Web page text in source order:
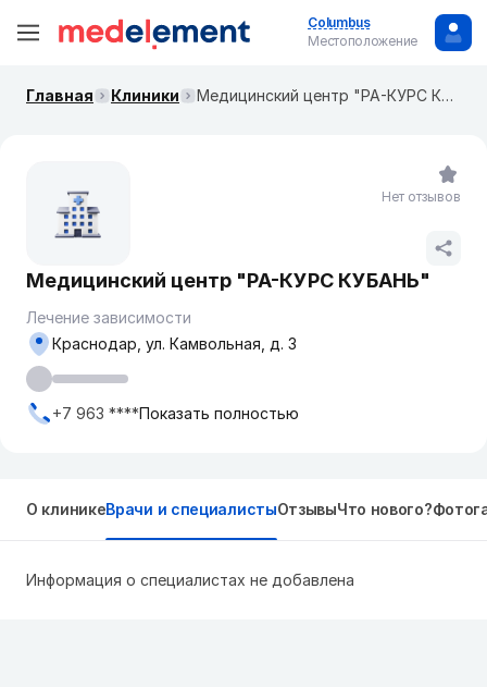
Columbus
Местоположение
Главная Клиники Медицинский центр "РА-КУРС КУБАНЬ"
Медицинский центр "РА-КУРС КУБАНЬ"
Лечение зависимости
Краснодар, ул. Камвольная, д. 3
+7 963 ****Показать полностью
Нет отзывов
О клиникеВрачи и специалистыОтзывыЧто нового?
Информация о специалистах не добавлена